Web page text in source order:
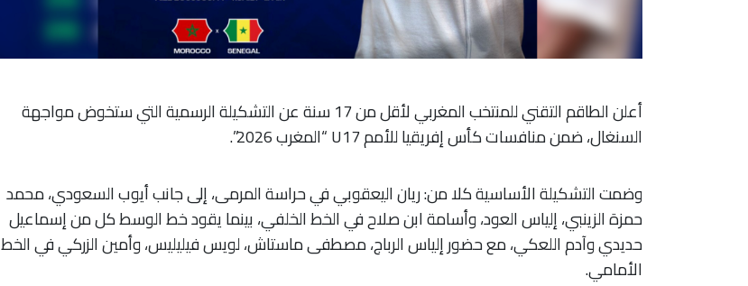
أعلن الطاقم التقني للمنتخب المغربي لأقل من 17 سنة عن التشكيلة الرسمية التي ستخوض مواجهة
السنغال، ضمن منافسات كأس إفريقيا للأمم U17 “المغرب 2026”.
وضمت التشكيلة الأساسية كلا من: ريان اليعقوبي في حراسة المرمى، إلى جانب أيوب السعودي، محمد
حمزة الزينبي، إلياس العود، وأسامة ابن صلاح في الخط الخلفي، بينما يقود خط الوسط كل من إسماعيل
حديدي وآدم اللعكي، مع حضور إلياس الرباج، مصطفى ماستاش، لويس فيليليس، وأمين الزركي في الخط
الأمامي.